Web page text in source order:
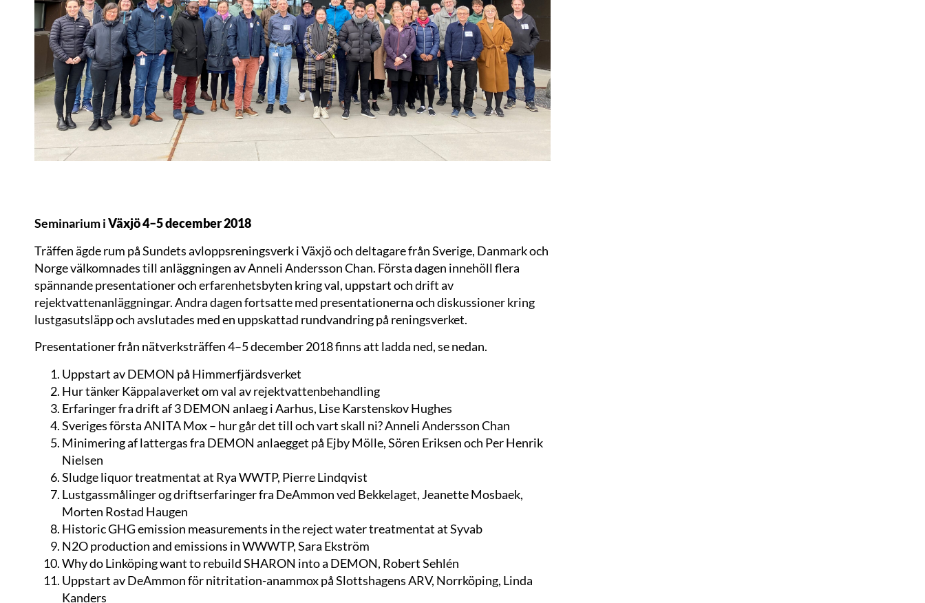
Seminarium iVäxjö 4–5 december 2018
Träffen ägde rum på Sundets avloppsreningsverk i Växjö och deltagare från Sverige, Danmark och
Norge välkomnades till anläggningen av Anneli Andersson Chan. Första dagen innehöll flera
spännande presentationer och erfarenhetsbyten kring val, uppstart och drift av
rejektvattenanläggningar. Andra dagen fortsatte med presentationerna och diskussioner kring
lustgasutsläpp och avslutades med en uppskattad rundvandring på reningsverket.
Presentationer från nätverksträffen 4–5 december 2018 finns att ladda ned, se nedan.
Uppstart av DEMON på Himmerfjärdsverket
Hur tänker Käppalaverket om val av rejektvattenbehandling
Erfaringer fra drift af 3 DEMON anlaeg i Aarhus, Lise Karstenskov Hughes
Sveriges första ANITA Mox – hur går det till och vart skall ni? Anneli Andersson Chan
Minimering af lattergas fra DEMON anlaegget på Ejby Mölle, Sören Eriksen och Per Henrik
Nielsen
Sludge liquor treatmentat at Rya WWTP, Pierre Lindqvist
Lustgassmålinger og driftserfaringer fra DeAmmon ved Bekkelaget, Jeanette Mosbaek,
Morten Rostad Haugen
Historic GHG emission measurements in the reject water treatmentat at Syvab
N2O production and emissions in WWWTP, Sara Ekström
Why do Linköping want to rebuild SHARON into a DEMON, Robert Sehlén
Uppstart av DeAmmon för nitritation-anammox på Slottshagens ARV, Norrköping, Linda
Kanders